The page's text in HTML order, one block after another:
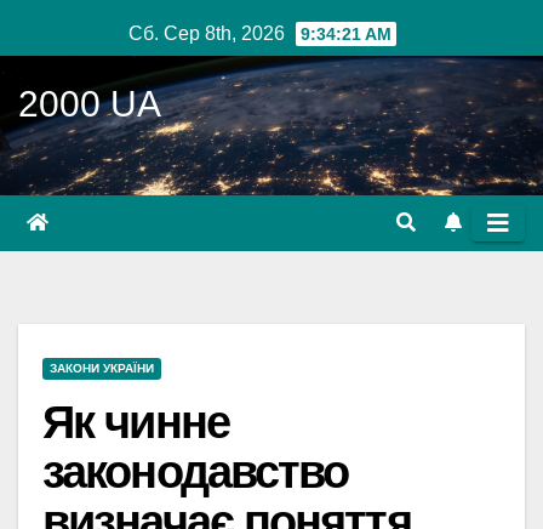
до
вмісту
Сб. Сер 8th, 2026 9:34:22 AM
2000 UA
ЗАКОНИ УКРАЇНИ
Як чинне
законодавство